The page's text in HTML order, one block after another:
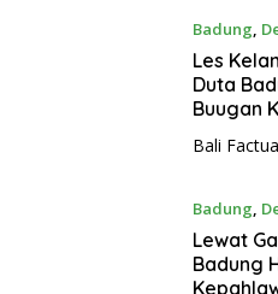
Badung
Les
Duta
Buugan
Bali
Badung
Lewat
Badung